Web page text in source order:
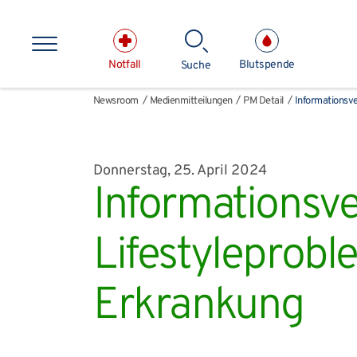
Notfall Suche Blutspende
Kliniken & medizinische
Newsroom Medienmitteilungen PM Detail
Newsroom Medienmitteilungen PM Detail
Donnerstag, 25. April 2024
Erkrankung